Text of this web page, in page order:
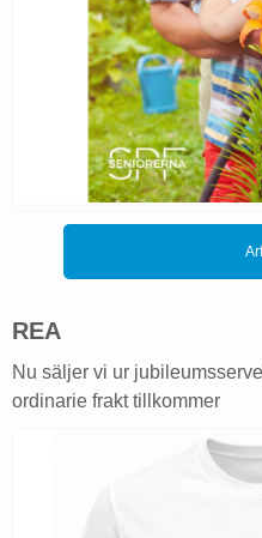
REA
Nu säljer vi ur
ordinarie frakt tillkommer